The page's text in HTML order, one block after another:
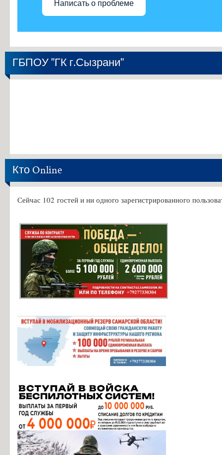
Написать о проблеме
ГБПОУ "ГК г.Сызрани"
Кто Online
Сейчас 102 гостей и ни одного зарегистрированного